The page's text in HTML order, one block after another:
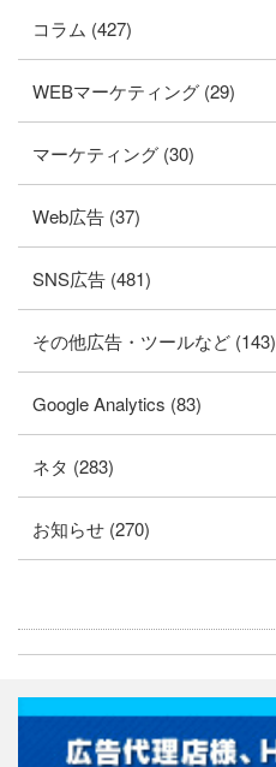
コラム (427)
WEBマーケティング (29)
マーケティング (30)
Web広告 (37)
SNS広告 (481)
その他広告・ツールなど (143)
Google Analytics (83)
ネタ (283)
お知らせ (270)